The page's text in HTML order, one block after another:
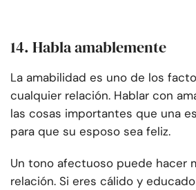
14. Habla amablemente
La amabilidad es uno de los
cualquier relación. Hablar con
las cosas importantes que una
para que su esposo sea feliz.
Un tono afectuoso puede hacer
relación. Si eres cálido y